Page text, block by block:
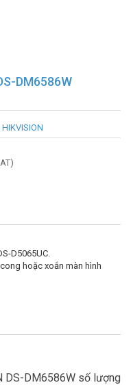
DM6586W
D5065UC.
hoặc xoắn màn hình
DS-DM6586W số lượng